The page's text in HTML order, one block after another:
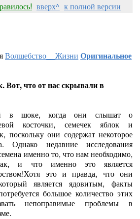
вверх^ к полной версии
Волшебство__Жизни Оригинальное
Вот, что от нас скрывали в
в шоке, когда они слышат о
косточки, семечек яблок и
поскольку они содержат некоторое
Однако недавние исследования
именно то, что нам необходимо,
и что именно это является
это и правда, что они
является ядовитым, факты
большое количество этих
непоправимые проблемы в